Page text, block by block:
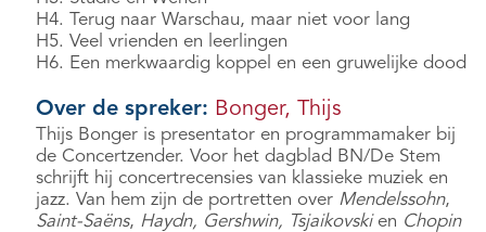
H4. Terug naar Warschau, maar niet voor lang
H5. Veel vrienden en leerlingen
H6. Een merkwaardig koppel en een gruwelijke dood
Over de spreker: Bonger, Thijs
Thijs Bonger is presentator en programmamaker bij
de Concertzender. Voor het dagblad BN/De Stem
schrijft hij concertrecensies van klassieke muziek en
jazz. Van hem zijn de portretten over Mendelssohn,
Saint-Saëns, Haydn, Gershwin, Tsjaikovskien Chopin